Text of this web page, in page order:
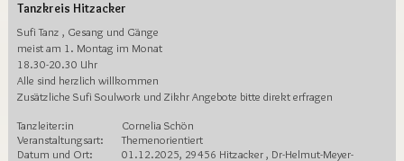
Tanzkreis Hitzacker
Sufi Tanz , Gesang und Gänge
meist am 1. Montag im Monat
18.30-20.30 Uhr
Alle sind herzlich willkommen
Zusätzliche Sufi Soulwork und Zikhr Angebote bitte direkt erfragen
Tanzleiter:in
Cornelia Schön
Veranstaltungsart:
Themenorientiert
Datum und Ort:
01.12.2025, 29456 Hitzacker , Dr-Helmut-Meyer-